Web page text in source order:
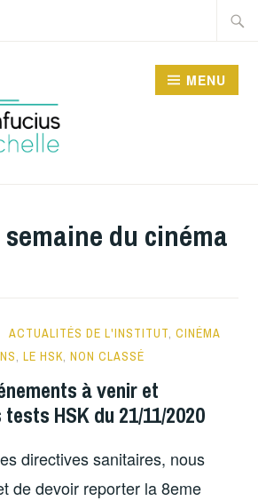
MENU
semaine du cinéma
ACTUALITÉS DE L'INSTITUT,CINÉMA
,LE HSK,NON CLASSÉ
à venir et
HSK du 21/11/2020
directives sanitaires, nous
de devoir reporter la 8eme